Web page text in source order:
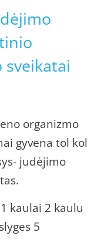
organizmo
gyvena tol kol
judėjimo
kaulai 2 kaulu
5